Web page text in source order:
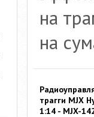
на
на
трагги MJX
1:14 - MJX-